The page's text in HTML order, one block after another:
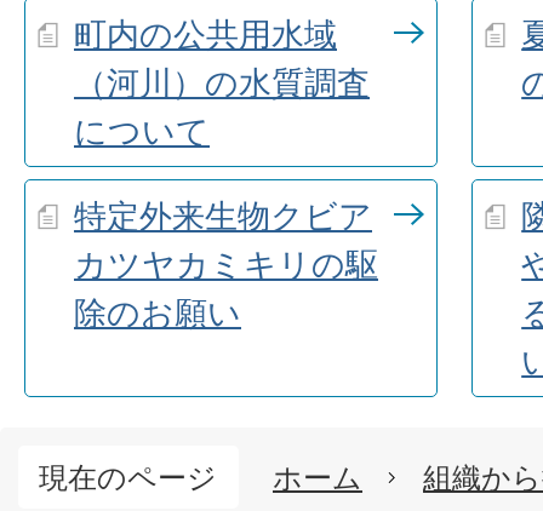
町内の公共用水域
（河川）の水質調査
について
特定外来生物クビア
カツヤカミキリの駆
除のお願い
現在のページ ホーム 組織か